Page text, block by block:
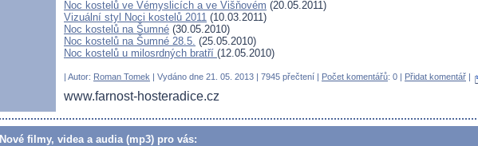
Noc kostelů ve Vémyslicích a ve Višňovém (20.05.2011)
Vizuální styl Noci kostelů 2011 (10.03.2011)
Noc kostelů na Šumné (30.05.2010)
Noc kostelů na Šumné 28.5. (25.05.2010)
Noc kostelů u milosrdných bratří (12.05.2010)
| Autor: Roman Tomek | Vydáno dne 21. 05. 2013 | 7945 přečtení | Počet komentářů: 0 | Přidat komentář |
www.farnost-hosteradice.cz
Nové filmy, videa a audia (mp3) pro vás: